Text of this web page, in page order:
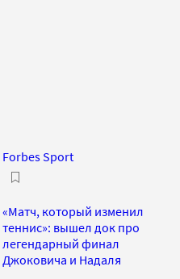
Forbes Sport
«Матч, который изменил
теннис»: вышел док про
легендарный финал
Джоковича и Надаля